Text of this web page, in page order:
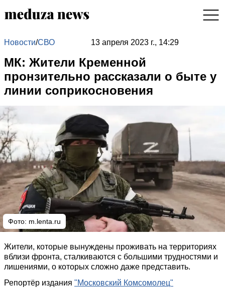
Новости/СВО 13 апреля 2023 г., 14:29
МК: Жители Кременной
пронзительно рассказали о быте у
линии соприкосновения
Фото: m.lenta.ru
Жители, которые вынуждены проживать на территориях
вблизи фронта, сталкиваются с большими трудностями и
лишениями, о которых сложно даже представить.
Репортёр издания "Московский Комсомолец"